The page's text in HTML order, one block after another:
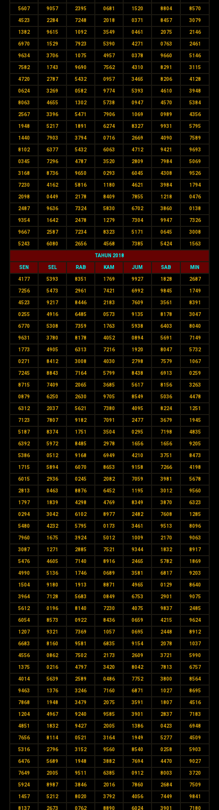
5607 9057 2395 0681 1520 8804 8570
4523 2284 7248 2018 0371 8457 3079
1382 9615 1092 3549 0461 2075 2146
6970 1529 7923 5390 4271 0763 2461
9634 3706 1075 4957 0378 9660 5146
7582 1743 9690 7562 4310 8291 3115
4720 2787 5432 0957 3465 8206 4128
0624 3269 0582 9774 5393 4610 3948
8063 4655 1302 5738 0947 4570 5384
2567 3396 5471 7906 1069 0989 4356
1948 5217 1891 6274 8327 9931 5795
1440 7903 3794 0716 2669 4090 7589
8102 6377 5432 6063 4712 9421 9693
0345 7296 4787 3520 2809 7984 5069
3168 8736 9650 0293 6045 4308 9526
7230 4162 5816 1180 4621 3984 1794
2098 0449 2178 8409 7855 1218 0476
2487 9636 7324 5830 6702 3860 0138
9354 1642 2478 1279 7304 9947 7326
9667 2587 7234 8323 5171 0645 3008
5243 6080 2656 4568 7385 5424 1563
TAHUN 2018
SEN SEL RAB KAM JUM SAB MIN
4177 5393 8351 1769 9927 1828 2687
7256 5473 2961 7421 6992 9845 1749
4523 9217 8446 2183 7609 3561 8391
0255 4916 6485 0573 9135 8178 3047
6770 5308 7359 1763 5938 6403 8040
9631 3780 8178 4052 0894 5691 7149
1773 4905 6313 7216 1920 8047 5732
0271 8412 3008 4030 2798 7579 1067
7245 8843 7164 5799 8438 6913 0259
8715 7409 2065 3685 5617 8156 3263
0879 6250 2630 9705 8549 5036 4478
6312 2037 5621 7380 4095 8224 1251
7123 7807 9182 7091 2477 3679 1945
5187 8374 1751 3504 0295 7198 4835
6392 5972 8485 2978 1656 1656 9205
5386 0512 9168 6949 4210 3751 8473
1715 5894 6070 8653 9158 7266 4198
6015 2936 0245 2082 7059 3981 5678
2813 0463 8876 6452 1195 3012 9560
1797 1839 4298 4769 8349 3870 6323
0294 3042 6102 8977 2482 7608 1285
5480 4232 5795 0173 3461 9513 8096
7960 1675 3924 5012 1009 2170 9063
3087 1271 2885 7521 9344 1832 8917
5476 4605 7140 8916 2465 5782 1869
4990 5136 1746 0689 3581 6817 9203
1504 9180 1913 8871 4965 0129 8640
3964 7128 5683 0849 6753 2901 9075
5612 0196 8140 7230 4075 9837 2485
6054 8573 0922 8436 0659 4215 9624
1207 9321 7369 1057 0695 2448 8912
6683 8160 9581 6835 9154 2078 1037
4556 0862 7502 2173 2609 3721 5990
1375 0216 4797 3420 8042 7813 6757
4014 5639 2589 0486 7752 3800 8564
9463 1376 3246 7160 6871 1027 8695
7868 1948 3479 2075 3591 1807 4516
1204 4967 9240 9585 3901 2837 7183
4851 1832 9427 2005 1386 0423 6948
7656 8114 0521 3164 1949 5277 4509
5316 2796 3152 9560 8540 0258 5903
6476 5689 1948 3882 7694 4470 9027
7649 2005 9511 6385 0912 8003 3720
5924 8987 3846 2016 7860 2684 7509
1457 5212 8020 3792 4056 7449 9841
8137 2673 0762 8890 6024 3901 7180